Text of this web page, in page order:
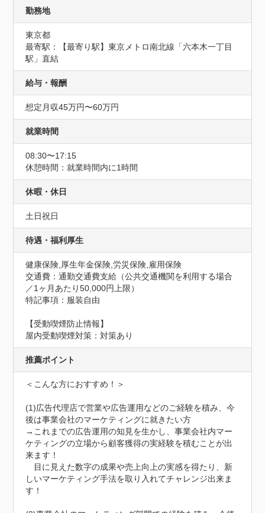
勤務地
東京都
最寄駅：【最寄り駅】東京メトロ南北線「六本木一丁目
駅」直結
給与・報酬
想定月収45万円〜60万円
就業時間
08:30〜17:15
休憩時間：就業時間内に1時間
休暇・休日
土日祝日
待遇・福利厚生
健康保険,厚生年金保険,労災保険,雇用保険
交通費：通勤交通費支給（公共交通機関を利用する場合
／1ヶ月あたり50,000円上限）
特記事項：服装自由
【受動喫煙防止情報】
屋内受動喫煙対策：対策あり
推薦ポイント
＜こんな方におすすめ！＞
(1)広告代理店で営業や広告運用などのご経験を積み、今
後は事業会社のマーケティングに就きたい方
→これまでの広告運用の知見を生かし、事業会社内マー
ケティングの立場から顧客獲得の実経験を積むことが出
来ます！
目に見えた数字の成果や売上向上の実感を得たり、新
しいマーケティング手法を取り入れてチャレンジ出来ま
す！